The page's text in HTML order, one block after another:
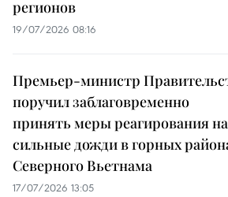
регионов
19/07/2026 08:16
Премьер-министр
поручил заблаговременно
принять меры реагирования на
сильные дожди в горных
Северного Вьетнама
17/07/2026 13:05